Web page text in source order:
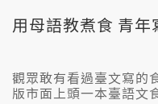
用母語教煮食 青
觀眾敢有看過臺文寫的
版市面上頭一本臺語文